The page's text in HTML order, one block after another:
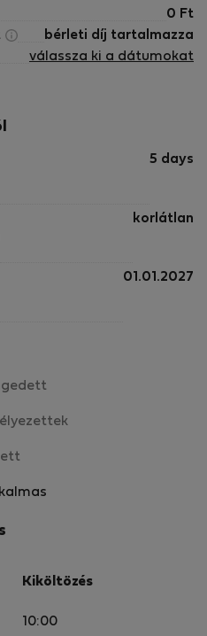
0 Ft
bérleti díj tartalmazza
válassza ki a dátumokat
5 days
korlátlan
01.01.2027
Kiköltözés
10:00